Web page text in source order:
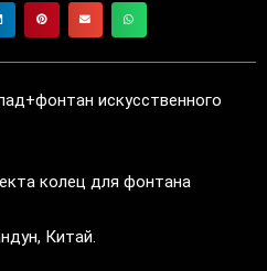
искусственного
колец для фонтана
Китай.